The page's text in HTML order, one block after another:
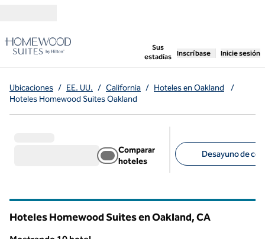
Sus
estadías
, abre una pestaña
Inscríbase Inicie sesión
Ubicaciones / EE. UU. / California / Hoteles en Oakland
/
Hoteles Homewood Suites Oakland
Comparar
hoteles
Desayuno de
Hoteles Homewood Suites en Oakland,CA